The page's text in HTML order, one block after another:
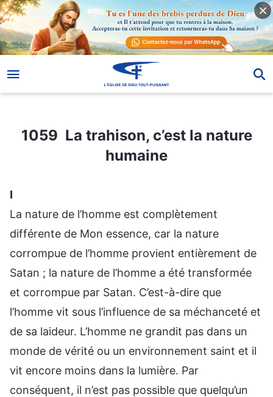
1059 La trahison, c’est la nature humaine
1059 La trahison, c’est la nature
humaine
Ⅰ
La nature de l’homme est complètement
différente de Mon essence, car la nature
corrompue de l’homme provient entièrement de
Satan ; la nature de l’homme a été transformée
et corrompue par Satan. C’est-à-dire que
l’homme vit sous l’influence de sa méchanceté et
de sa laideur. L’homme ne grandit pas dans un
monde de vérité ou un environnement saint et il
vit encore moins dans la lumière. Par
conséquent, il n’est pas possible que quelqu’un